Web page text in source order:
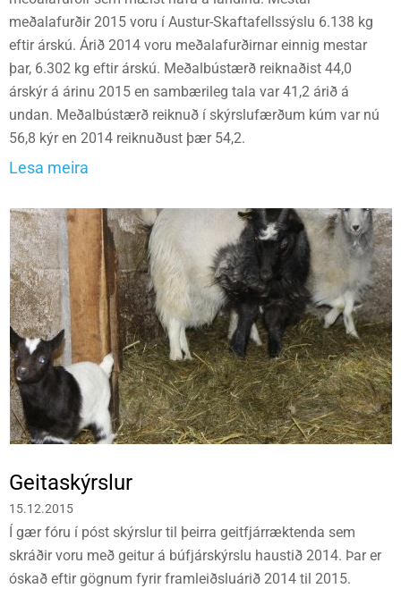
meðalafurðir 2015 voru í Austur-Skaftafellssýslu 6.138 kg
eftir árskú. Árið 2014 voru meðalafurðirnar einnig mestar
þar, 6.302 kg eftir árskú. Meðalbústærð reiknaðist 44,0
árskýr á árinu 2015 en sambærileg tala var 41,2 árið á
undan. Meðalbústærð reiknuð í skýrslufærðum kúm var nú
56,8 kýr en 2014 reiknuðust þær 54,2.
Lesa meira
Geitaskýrslur
15.12.2015
Í gær fóru í póst skýrslur til þeirra geitfjárræktenda sem
skráðir voru með geitur á búfjárskýrslu haustið 2014. Þar er
óskað eftir gögnum fyrir framleiðsluárið 2014 til 2015.